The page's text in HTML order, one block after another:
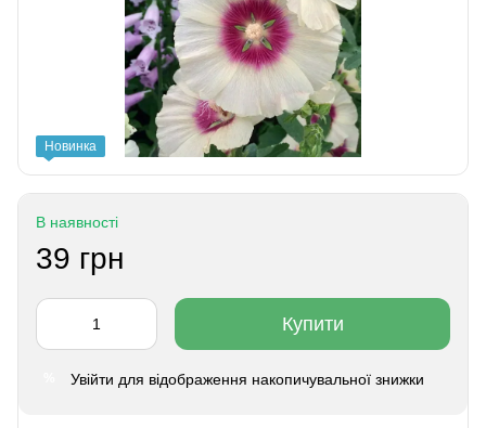
Новинка
В наявності
39 грн
Купити
Увійти для відображення накопичувальної знижки